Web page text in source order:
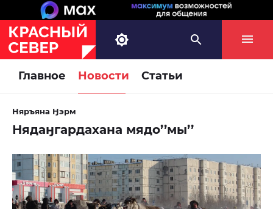
Главное Новости Статьи
Няръяна Ӈэрм
Нядаӈгардахана мядо’’мы’’